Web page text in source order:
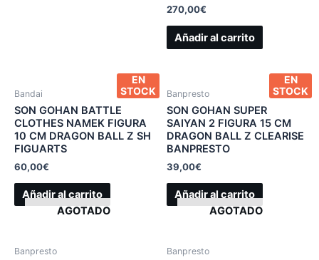
270,00€
Añadir al carrito
EN
STOCK
Bandai
SON GOHAN BATTLE
CLOTHES NAMEK FIGURA
10 CM DRAGON BALL Z SH
FIGUARTS
60,00€
Añadir al carrito
EN
STOCK
Banpresto
SON GOHAN SUPER
SAIYAN 2 FIGURA 15 CM
DRAGON BALL Z CLEARISE
BANPRESTO
39,00€
Añadir al carrito
AGOTADO
Banpresto
AGOTADO
Banpresto